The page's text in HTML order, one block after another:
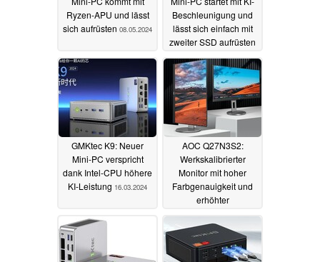
Ryzen-APU und lässt
sich aufrüsten 08.05.2024
Beschleunigung und
lässt sich einfach mit
zweiter SSD aufrüsten
09.04.2024
GMKtec K9: Neuer
Mini-PC verspricht
dank Intel-CPU höhere
KI-Leistung 16.03.2024
AOC Q27N3S2:
Werkskalibrierter
Monitor mit hoher
Farbgenauigkeit und
erhöhter
Bildwiederholfrequenz
startet für umgerechnet
unter 200 Euro
14.03.2024